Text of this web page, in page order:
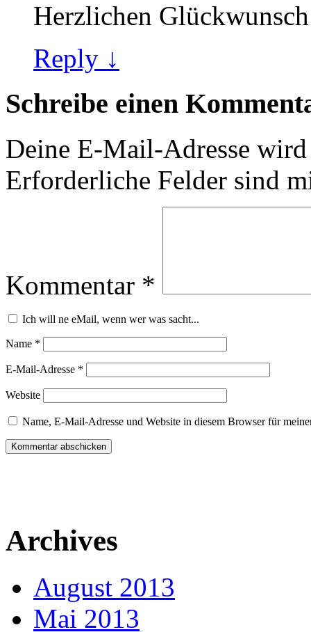
Herzlichen
Reply ↓
Schreibe einen
Deine E-Mail-Adresse
Erforderliche Felder sind
Kommentar *
Ich will ne eMail, wenn wer was sacht...
Name *
E-Mail-Adresse *
Website
Name, E-Mail-Adresse und Website in diesem Browser für
Archives
August 2013
Mai 2013